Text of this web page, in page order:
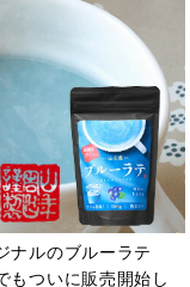
ナルのブルーラテ
もついに販売開始し